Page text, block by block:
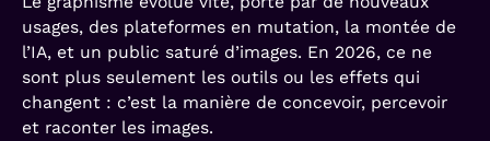
usages, des plateformes en mutation, la montée de
l’IA, et un public saturé d’images. En 2026, ce ne
sont plus seulement les outils ou les effets qui
changent : c’est la manière de concevoir, percevoir
et raconter les images.